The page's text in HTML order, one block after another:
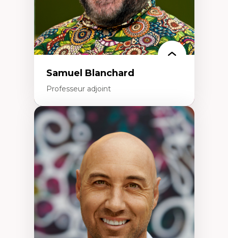
Samuel Blanchard
Professeur adjoint
Expertises
Didactique des sciences – processus
d’enquête et culture scientifique
Éducation en milieu minoritaire –
construction identitaire et conscience
critique
Technologies éducatives – ludification et
programmation pédagogique
La langue dans toutes les matières –
environnement discursif et langage
scientifique